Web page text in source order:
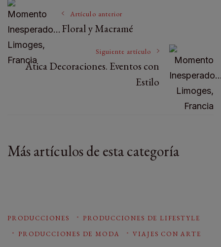
Navegación
de
entradas
Artículo anterior
Floral y Macramé
Siguiente artículo
Ática Decoraciones. Eventos con
Estilo
Más artículos de esta categoría
PRODUCCIONES
PRODUCCIONES DE LIFESTYLE
PRODUCCIONES DE MODA
VIAJES CON ARTE